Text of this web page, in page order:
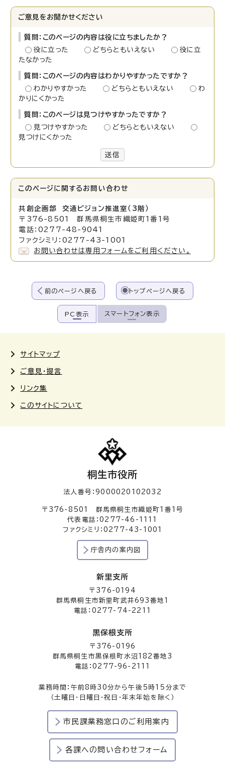
ご意見をお聞かせください
質問：このページの内容は役に立ちましたか？
役に立った
どちらともいえない
役に立
たなかった
質問：このページの内容はわかりやすかったですか？
わかりやすかった
どちらともいえない
わ
かりにくかった
質問：このページは見つけやすかったですか？
見つけやすかった
どちらともいえない
見つけにくかった
送信
このページに関する お問い合わせ
共創企画部 交通ビジョン推進室（3階）
〒376-8501 群馬県桐生市織姫町1番1号
電話：0277-48-9041
ファクシミリ：0277-43-1001
お問い合わせは専用フォームをご利用ください。
前のページへ戻る トップページへ戻る
PC表示 スマートフォン表示
サイトマップ
ご意見・提言
リンク集
このサイトについて
桐生市役所
法人番号：9000020102032
〒376-8501 群馬県桐生市織姫町1番1号
代表電話：0277-46-1111
ファクシミリ：0277-43-1001
庁舎内の案内図
新里支所
〒376-0194
群馬県桐生市新里町武井693番地1
電話：0277-74-2211
黒保根支所
〒376-0196
群馬県桐生市黒保根町水沼182番地3
電話：0277-96-2111
業務時間：午前8時30分から午後5時15分まで
（土曜日・日曜日・祝日・年末年始を除く）
市民課業務窓口のご利用案内
各課への問い合わせフォーム